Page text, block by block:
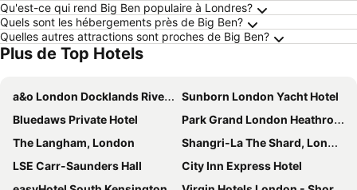
Qu'est-ce qui rend Big Ben populaire à Londres?
Quels sont les hébergements près de Big Ben?
Quelles autres attractions sont proches de Big Ben?
Plus de Top Hotels
a&o London Docklands Riverside
Sunborn London Yacht Hotel
Bluedaws Private Hotel
Park Grand London Heathrow Hotel
The Langham, London
Shangri-La The Shard, London
LSE Carr-Saunders Hall
City Inn Express Hotel